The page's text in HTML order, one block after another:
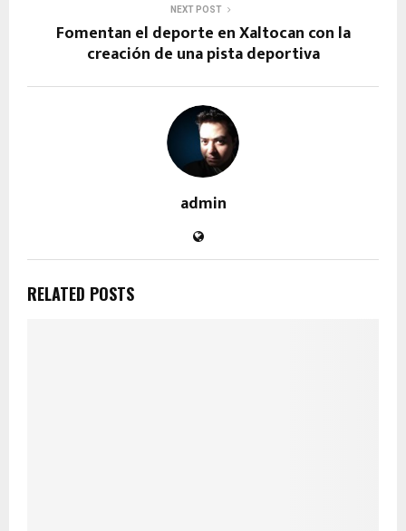
NEXT POST
Fomentan el deporte en Xaltocan con la
creación de una pista deportiva
admin
RELATED POSTS